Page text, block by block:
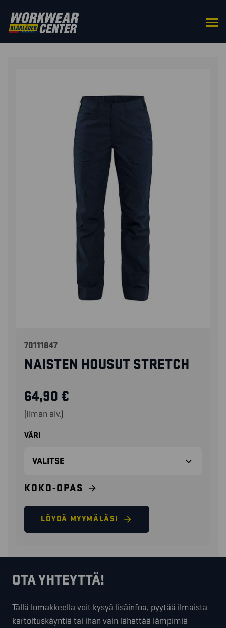
ETUSIVU/ALAOSAT
70111847
NAISTEN HOUSUT STRETCH
64,90 €
(Ilman alv.)
VÄRI
KOKO-OPAS
LÖYDÄ MYYMÄLÄSI
OTA YHTEYTTÄ!
Tällä lomakkeella voit kysyä lisäinfoa, pyytää ilmaista
kartoituskäyntiä tai ihan vain lähettää lämpimiä